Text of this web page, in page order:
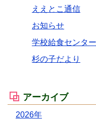
ええとこ通信
お知らせ
学校給食センター
杉の子だより
アーカイブ
2026年